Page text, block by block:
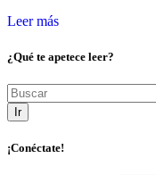
Leer más
¿Qué te apetece leer?
Ir
¡Conéctate!